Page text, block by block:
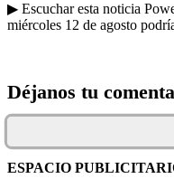
▶ Escuchar esta noticia
miércoles 12 de agosto
Déjanos tu
ESPACIO